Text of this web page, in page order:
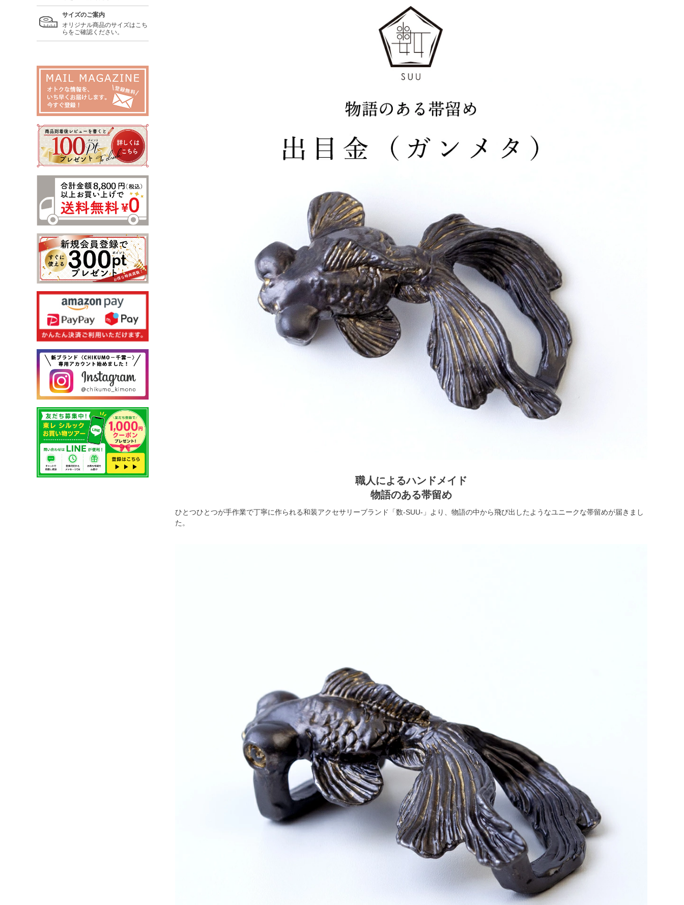
サイズのご案内
オリジナル商品のサイズはこち
らをご確認ください。
職人によるハンドメイド
物語のある帯留め
ひとつひとつが手作業で丁寧に作られる和装アクセサリーブランド「数-SUU-」より、物語の中から飛び出したようなユニークな帯留めが届きまし
た。